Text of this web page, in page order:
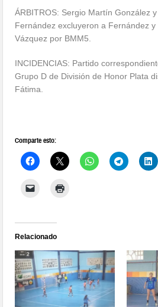
ÁRBITROS: Sergio Martín González
Fernández excluyeron a Fernández
Vázquez por BMM5.
INCIDENCIAS: Partido
Grupo D de División de Honor Plata
Fátima.
Comparte esto:
Relacionado